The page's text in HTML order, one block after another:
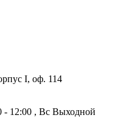
I, оф. 114
- 12:00 , Вс Выходной